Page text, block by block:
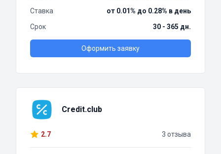
Ставка
от 0.01% до 0.28% в день
Срок
30 - 365 дн.
Оформить заявку
Credit.club
2.7 3 отзыва